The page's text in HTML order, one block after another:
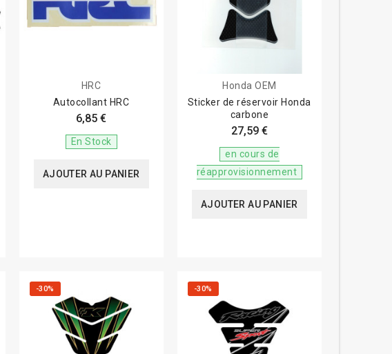
HRC
Autocollant HRC
6,85 €
En Stock
AJOUTER AU PANIER
Honda OEM
Sticker de réservoir Honda
carbone
27,59 €
en cours de
réapprovisionnement
AJOUTER AU PANIER
-30% -30%